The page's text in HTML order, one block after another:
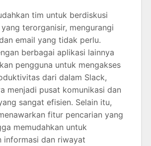
tim untuk berdiskusi
terorganisir, mengurangi
email yang tidak perlu.
berbagai aplikasi lainnya
pengguna untuk mengakses
dari dalam Slack,
menjadi pusat komunikasi dan
sangat efisien. Selain itu,
fitur pencarian yang
memudahkan untuk
informasi dan riwayat